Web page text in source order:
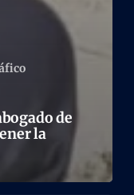
de
la